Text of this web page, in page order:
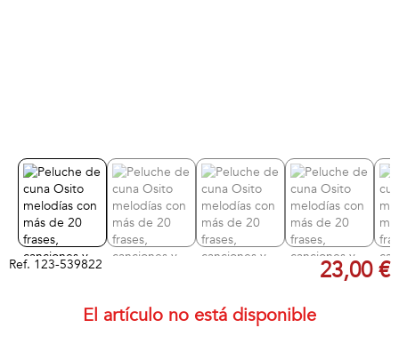
Ref. 123-539822 23,00 €
El artículo no está disponible